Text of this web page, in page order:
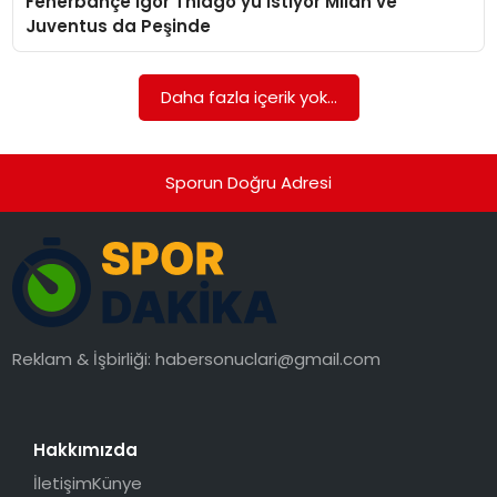
SAĞLIK
YAŞAM
Juventus da Peşinde
Daha fazla içerik yok...
Sporun Doğru Adresi
Reklam & İşbirliği:habersonuclari@gmail.com
Hakkımızda
İletişimKünye